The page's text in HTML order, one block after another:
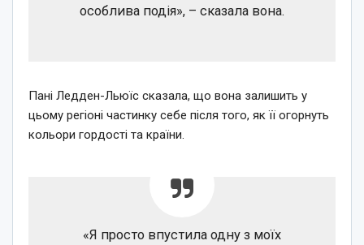
особлива подія», – сказала вона.
Пані Ледден-Льюїс сказала, що вона залишить у
цьому регіоні частинку себе після того, як її огорнуть
кольори гордості та країни.
«Я просто впустила одну з моїх